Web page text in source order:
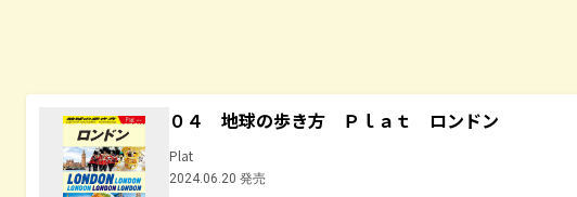
０４ 地球の歩き方 Ｐｌａｔ ロンドン
Plat
2024.06.20 発売